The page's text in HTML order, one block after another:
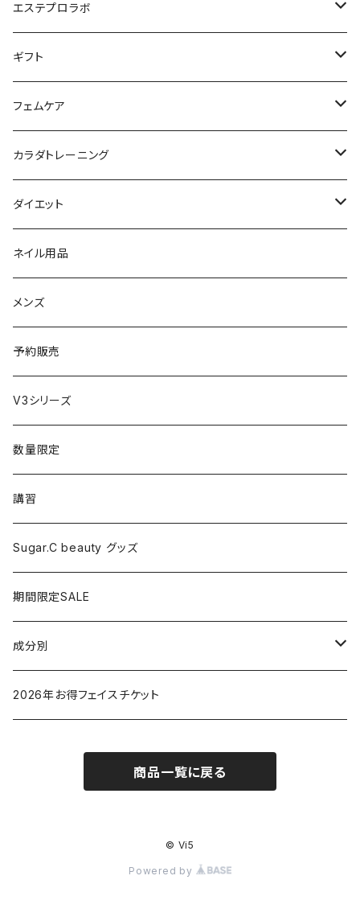
リップ／チーク
アイライナー
日焼け止め
クリーム・乳液
クレンジング／洗顔
パック
ボディ＆ハンドクリーム
セット販売
つるりんちょ
ヘアケア
スタイリング剤
育毛
コーム
MY TREX（マイトレックス）
KINUJO （絹女）
ヤーマン
ダイソン
リュミエリーナ
エレクトロン
ラディアント
コテ／アイロン
美顔器／スチーマー
シャワーヘッド
マッサージ
ドライヤー
脱毛器
クレイツ
エステプロラボ
ファスティング
サプリ・ハーブティー
ギフト
【ギフトチケット】お店で使える
母の日ギフト
【ギフトチケット】オンラインサイトで使える
ギフトセット
フェムケア
洗う（フェミニンウォッシュ）
保湿（オイル・ミルク）
生理・ニオイ・ムレ ケア
インナーケア（乳酸菌・腸内環境サポート・更年期ケア）
カラダトレーニング
リラックスアイテム
ダイエット
サプリ
ドリンク
プロテイン
セット
グッズ
ネイル用品
メンズ
予約販売
V3シリーズ
数量限定
講習
Sugar.C beauty グッズ
期間限定SALE
成分別
ヒアルロン酸
バクチオイル（レチノール）
2026年お得フェイスチケット
商品一覧に戻る
© Vi5
Powered by